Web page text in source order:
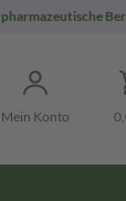
pharmazeutische
Mein Konto